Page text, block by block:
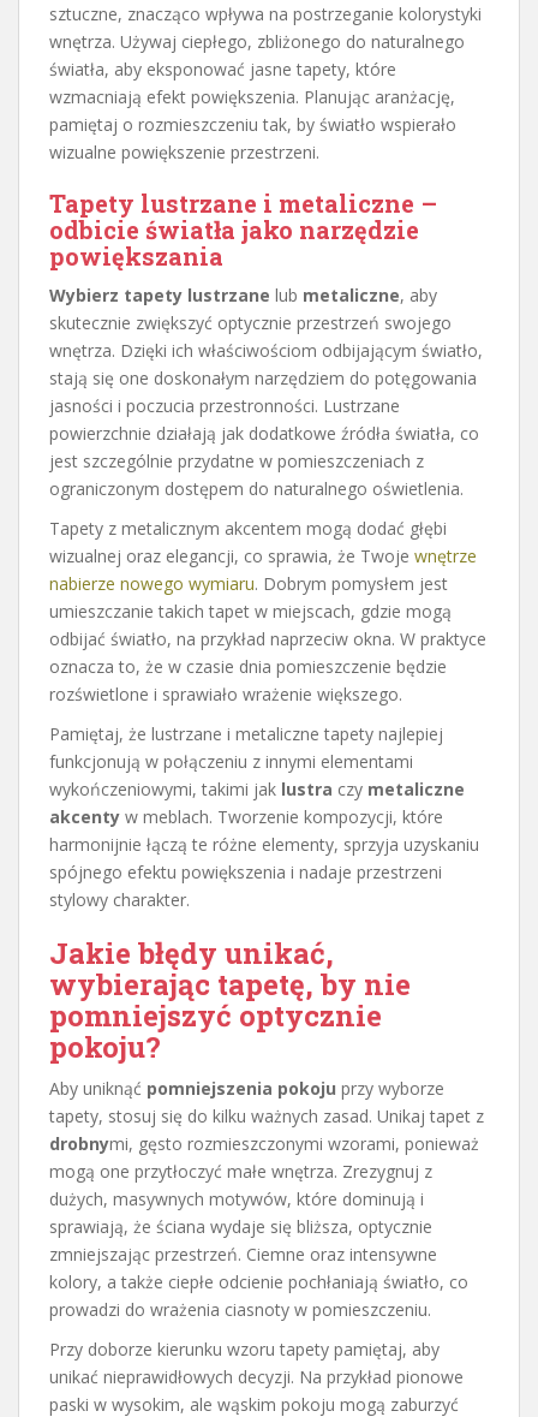
sztuczne, znacząco wpływa na postrzeganie kolorystyki
wnętrza. Używaj ciepłego, zbliżonego do naturalnego
światła, aby eksponować jasne tapety, które
wzmacniają efekt powiększenia. Planując aranżację,
pamiętaj o rozmieszczeniu tak, by światło wspierało
wizualne powiększenie przestrzeni.
Tapety lustrzane i metaliczne –
odbicie światła jako narzędzie
powiększania
Wybierz tapety lustrzane lub metaliczne, aby
skutecznie zwiększyć optycznie przestrzeń swojego
wnętrza. Dzięki ich właściwościom odbijającym światło,
stają się one doskonałym narzędziem do potęgowania
jasności i poczucia przestronności. Lustrzane
powierzchnie działają jak dodatkowe źródła światła, co
jest szczególnie przydatne w pomieszczeniach z
ograniczonym dostępem do naturalnego oświetlenia.
Tapety z metalicznym akcentem mogą dodać głębi
wizualnej oraz elegancji, co sprawia, że Twoje wnętrze
nabierze nowego wymiaru. Dobrym pomysłem jest
umieszczanie takich tapet w miejscach, gdzie mogą
odbijać światło, na przykład naprzeciw okna. W praktyce
oznacza to, że w czasie dnia pomieszczenie będzie
rozświetlone i sprawiało wrażenie większego.
Pamiętaj, że lustrzane i metaliczne tapety najlepiej
funkcjonują w połączeniu z innymi elementami
wykończeniowymi, takimi jak lustra czy metaliczne
akcenty w meblach. Tworzenie kompozycji, które
harmonijnie łączą te różne elementy, sprzyja uzyskaniu
spójnego efektu powiększenia i nadaje przestrzeni
stylowy charakter.
Jakie błędy unikać,
wybierając tapetę, by nie
pomniejszyć optycznie
pokoju?
Aby uniknąć pomniejszenia pokoju przy wyborze
tapety, stosuj się do kilku ważnych zasad. Unikaj tapet z
drobnymi, gęsto rozmieszczonymi wzorami, ponieważ
mogą one przytłoczyć małe wnętrza. Zrezygnuj z
dużych, masywnych motywów, które dominują i
sprawiają, że ściana wydaje się bliższa, optycznie
zmniejszając przestrzeń. Ciemne oraz intensywne
kolory, a także ciepłe odcienie pochłaniają światło, co
prowadzi do wrażenia ciasnoty w pomieszczeniu.
Przy doborze kierunku wzoru tapety pamiętaj, aby
unikać nieprawidłowych decyzji. Na przykład pionowe
paski w wysokim, ale wąskim pokoju mogą zaburzyć